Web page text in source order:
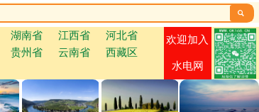

湖南省 江西省
河北省
贵州省 云南省
西藏区
欢迎加入
水电网